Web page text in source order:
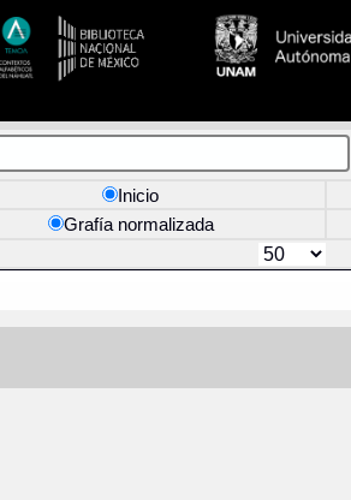
Inicio
Grafía normalizada